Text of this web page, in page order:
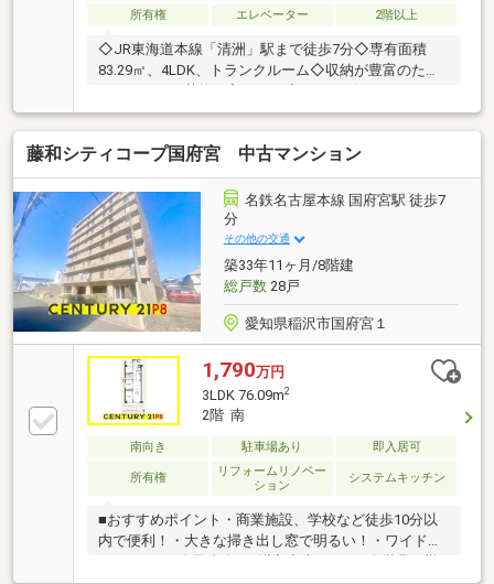
所有権
エレベーター 2階以上
◇JR東海道本線「清洲」駅まで徒歩7分◇専有面積
83.29㎡、4LDK、トランクルーム◇収納が豊富のた
近いのでお買い物に便利です※駐車場承継不可さら
に、ご成約時には『引越しサポート10の特典』 または
『商品券』 をご用意！選べる特典で、新生活をしっか
りサポートします。初期費用のご相談も柔軟対応！
「想定より高くなりそう…」とお悩みの方、他社では
難しかった費用条件についてもご相談ください。ご事
情に合わせたご提案で負担を軽減できる場合も◎◆特
典内容については、ぜひお気軽にお問い合わせくださ
い！
藤和シティコープ国府宮 中古マンション
名鉄名古屋本線 国府宮駅 徒歩7
分
その他の交通
築33年11ヶ月/8階建
総戸数28戸
愛知県稲沢市国府宮１
1,790万円
3LDK 76.09m2
2階 南
南向き 駐車場あり 即入居可
所有権
リフォームリノベー
ション
システムキッチン
■おすすめポイント・商業施設、学校など徒歩10分以
内で便利！・大きな掃き出し窓で明るい！・ワイドバ